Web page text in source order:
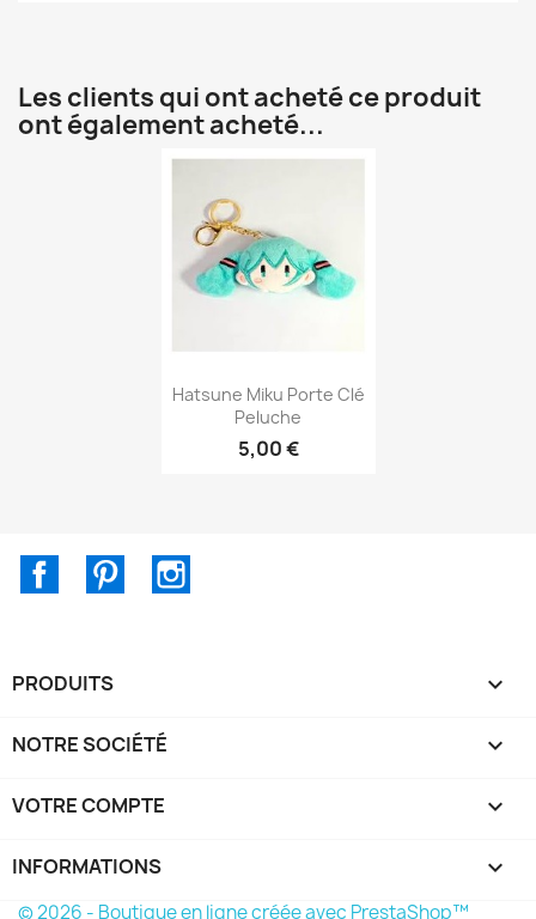
Les clients qui ont acheté ce produit
ont également acheté...
Aperçu rapide
Hatsune Miku Porte Clé
Peluche
5,00 €
FacebookPinterest
PRODUITS 
NOTRE SOCIÉTÉ 
VOTRE COMPTE 
INFORMATIONS keyboard_arrow_down
© 2026 - Boutique en ligne créée avec PrestaShop™